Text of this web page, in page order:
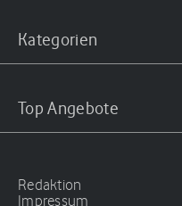
Kategorien
Top Angebote
Redaktion
Impressum